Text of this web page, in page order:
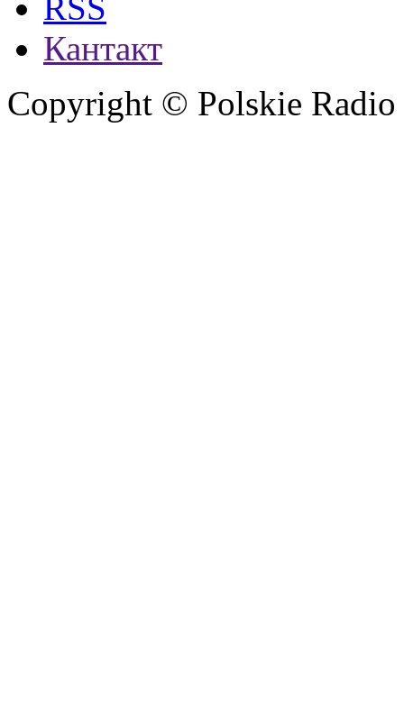
Кантакт
Copyright © Polskie